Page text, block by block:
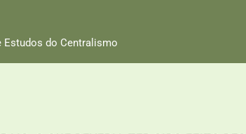
do Centralismo